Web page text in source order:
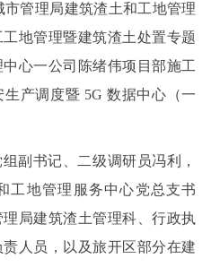
市管理局建筑渣土和工地管理
地管理暨建筑渣土处置专题
心一公司陈绪伟项目部施工
产调度暨 5G 数据中心（一
副书记、二级调研员冯利，
工地管理服务中心党总支书
局建筑渣土管理科、行政执
人员，以及旅开区部分在建